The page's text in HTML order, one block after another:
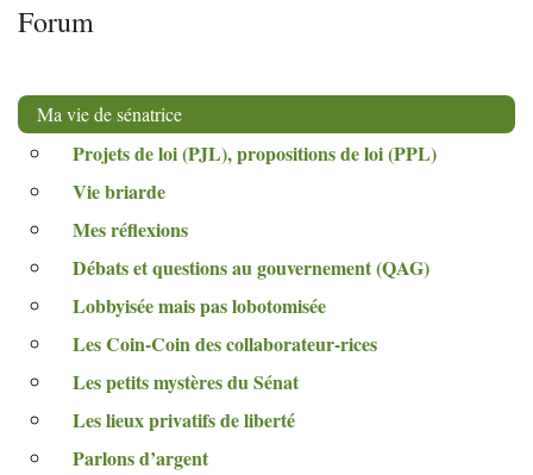
Forum
Ma vie de sénatrice
Projets de loi (PJL), propositions de loi (PPL)
Vie briarde
Mes réflexions
Débats et questions au gouvernement (QAG)
Lobbyisée mais pas lobotomisée
Les Coin-Coin des collaborateur-rices
Les petits mystères du Sénat
Les lieux privatifs de liberté
Parlons d’argent